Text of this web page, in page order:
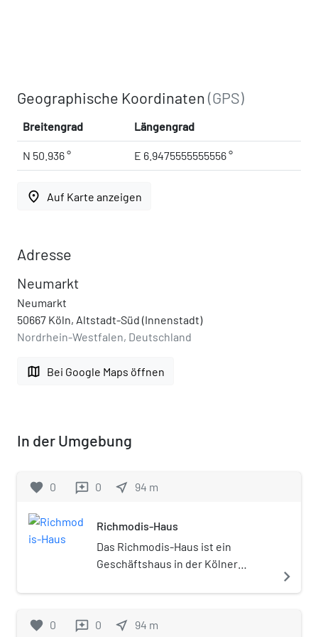
Geographische Koordinaten(GPS)
Breitengrad Längengrad
N 50.936 ° E 6.9475555555556 °
place Auf Karte anzeigen
Adresse
Neumarkt
Neumarkt
50667 Köln, Altstadt-Süd (Innenstadt)
Nordrhein-Westfalen, Deutschland
map Bei Google Maps öffnen
In der Umgebung
favorite 0 reviews 0 near_me 94 m
Richmodis-Haus
Das Richmodis-Haus ist ein
Geschäftshaus in der Kölner
10/Ecke Richmodstraße 2. Eine
einer Werksteinfassade ist der
navigate_next
favorite 0 reviews 0 near_me 94 m